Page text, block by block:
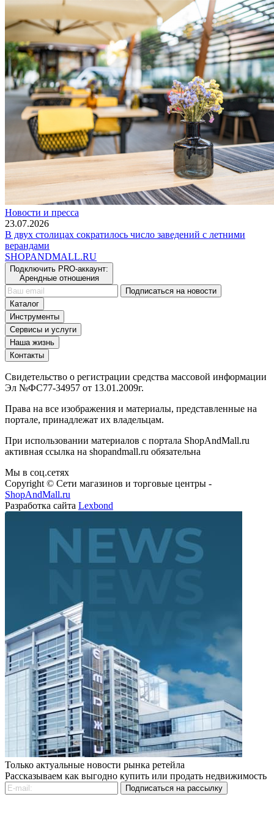
Новости и пресса
23.07.2026
В двух столицах сократилось число заведений с летними
верандами
SHOPANDMALL.RU
Подключить PRO-аккаунт:
Арендные отношения
Подписаться на новости
Каталог
Инструменты
Сервисы и услуги
Наша жизнь
Контакты
Свидетельство о регистрации средства массовой информации
Эл №ФС77-34957 от 13.01.2009г.
Права на все изображения и материалы, представленные на
портале, принадлежат их владельцам.
При использовании материалов с портала ShopAndMall.ru
активная ссылка на shopandmall.ru обязательна
Мы в соц.сетях
Copyright © Сети магазинов и торговые центры -
ShopAndMall.ru
Разработка сайта Lexbond
Только актуальные новости рынка ретейла
Рассказываем как выгодно купить или продать недвижимость